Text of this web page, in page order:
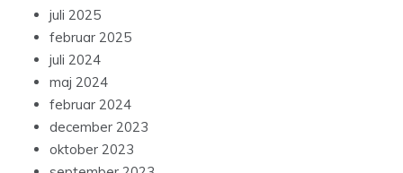
juli 2025
februar 2025
juli 2024
maj 2024
februar 2024
december 2023
oktober 2023